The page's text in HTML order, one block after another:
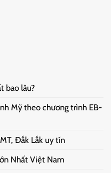
bao lâu?
Mỹ theo chương trình EB-
Đắk Lắk uy tín
Nhất Việt Nam